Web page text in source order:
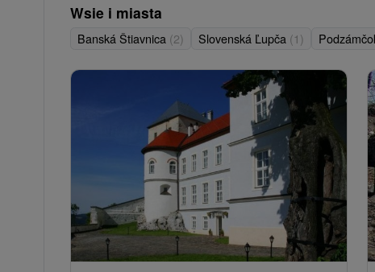
Wsie i miasta
Banská Štiavnica (2) Slovenská Ľupča (1)